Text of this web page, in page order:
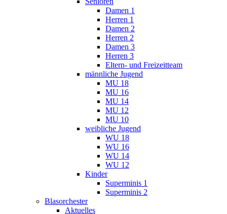
Damen 1
Herren 1
Damen 2
Herren 2
Damen 3
Herren 3
Eltern- und Freizeitteam
männliche Jugend
MU 18
MU 16
MU 14
MU 12
MU 10
weibliche Jugend
WU 18
WU 16
WU 14
WU 12
Kinder
Superminis 1
Superminis 2
Blasorchester
Aktuelles